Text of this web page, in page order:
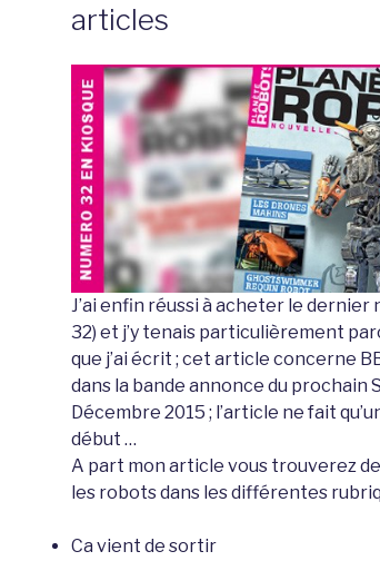
articles
J’ai enfin réussi à acheter le dernier
32) et j’y tenais particulièrement
que j’ai écrit ; cet article concerne
dans la bande annonce du prochain
Décembre 2015 ; l’article ne fait
début …
A part mon article vous trouverez
les robots dans les différentes
Ca vient de sortir